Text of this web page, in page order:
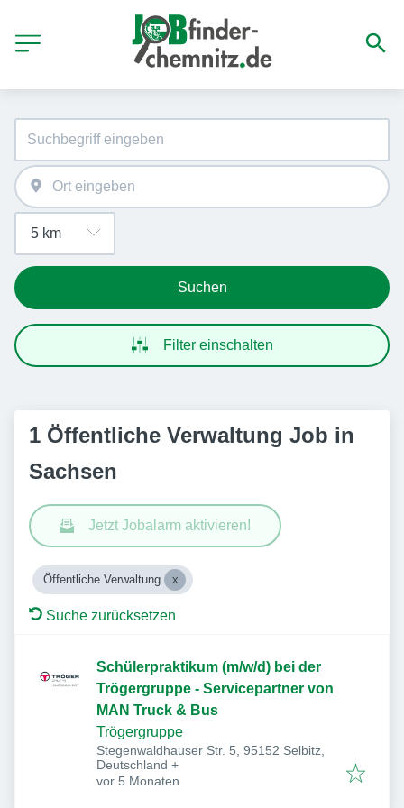
Suchen
Filter einschalten
1 Öffentliche Verwaltung Job in
Sachsen
Jetzt Jobalarm aktivieren!
Öffentliche Verwaltung
Suche zurücksetzen
Schülerpraktikum (m/w/d) bei der
Trögergruppe - Servicepartner von
MAN Truck & Bus
Trögergruppe
Stegenwaldhauser Str. 5, 95152 Selbitz,
Deutschland +
Veröffentlicht:
vor 5 Monaten